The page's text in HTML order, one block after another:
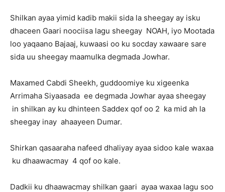
Shilkan ayaa yimid kadib makii sida la sheegay ay isku
dhaceen Gaari noociisa lagu sheegay NOAH, iyo Mootada
loo yaqaano Bajaaj, kuwaasi oo ku socday xawaare sare
sida uu sheegay maamulka degmada Jowhar.
Maxamed Cabdi Sheekh, guddoomiye ku xigeenka
Arrimaha Siyaasada ee degmada Jowhar ayaa sheegay
in shilkan ay ku dhinteen Saddex qof oo 2 ka mid ah la
sheegay inay ahaayeen Dumar.
Shirkan qasaaraha nafeed dhaliyay ayaa sidoo kale waxaa
ku dhaawacmay 4 qof oo kale.
Dadkii ku dhaawacmay shilkan gaari ayaa waxaa lagu soo